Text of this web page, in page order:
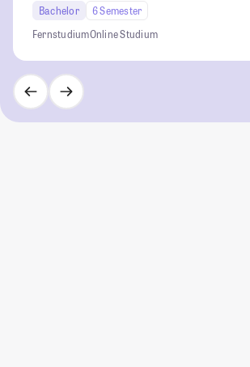
Bachelor
6 Semester
FernstudiumOnline Studium